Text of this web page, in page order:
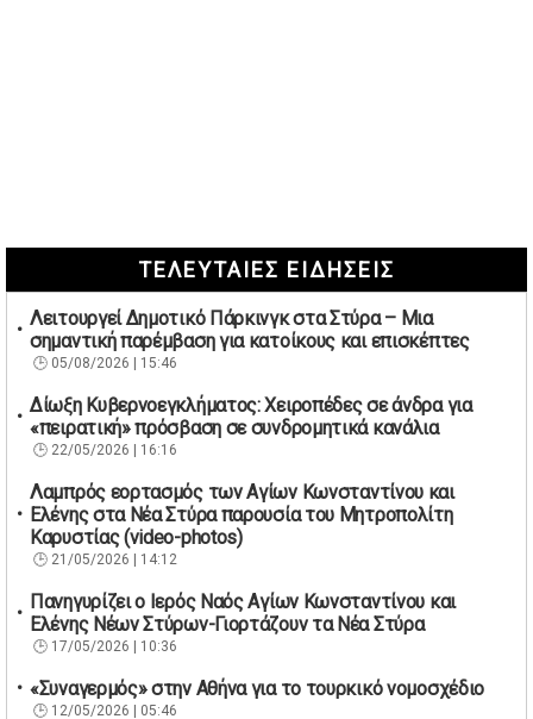
ΤΕΛΕΥΤΑΙΕΣ ΕΙΔΗΣΕΙΣ
Λειτουργεί Δημοτικό Πάρκινγκ στα Στύρα – Μια
σημαντική παρέμβαση για κατοίκους και επισκέπτες
05/08/2026 | 15:46
Δίωξη Κυβερνοεγκλήματος: Χειροπέδες σε άνδρα για
«πειρατική» πρόσβαση σε συνδρομητικά κανάλια
22/05/2026 | 16:16
Λαμπρός εορτασμός των Αγίων Κωνσταντίνου και
Ελένης στα Νέα Στύρα παρουσία του Μητροπολίτη
Καρυστίας (video-photos)
21/05/2026 | 14:12
Πανηγυρίζει ο Ιερός Ναός Αγίων Κωνσταντίνου και
Ελένης Νέων Στύρων-Γιορτάζουν τα Νέα Στύρα
17/05/2026 | 10:36
«Συναγερμός» στην Αθήνα για το τουρκικό νομοσχέδιο
12/05/2026 | 05:46